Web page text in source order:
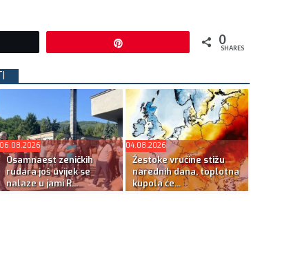
0
SHARES
06.08.2026
Osamnaest zeničkih
rudara još uvijek se
nalaze u jami R...
04.08.2026
Žestoke vrućine stižu
narednih dana, toplotna
kupola će...